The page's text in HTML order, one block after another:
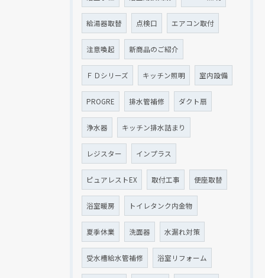
給湯器取替 点検口 エアコン取付
注意喚起 新商品のご紹介
ＦＤシリーズ キッチン照明 室内設備
PROGRE 排水管補修 ダクト扇
浄水器 キッチン排水詰まり
レジスター インプラス
ピュアレストEX 取付工事 便座取替
浴室暖房 トイレタンク内金物
夏季休業 洗面器 水漏れ対策
受水槽給水管補修 浴室リフォーム